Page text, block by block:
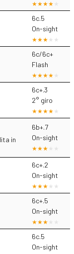
6c.5
On-sight
6c/6c+
Flash
6c+.3
2° giro
in
6b+.7
On-sight
6c+.2
On-sight
6c+.5
On-sight
6c.5
On-sight